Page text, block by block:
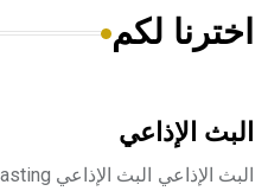
هل تعلم أن الأبسيد كلمة
اخترنا لكم
البث الإذاعي